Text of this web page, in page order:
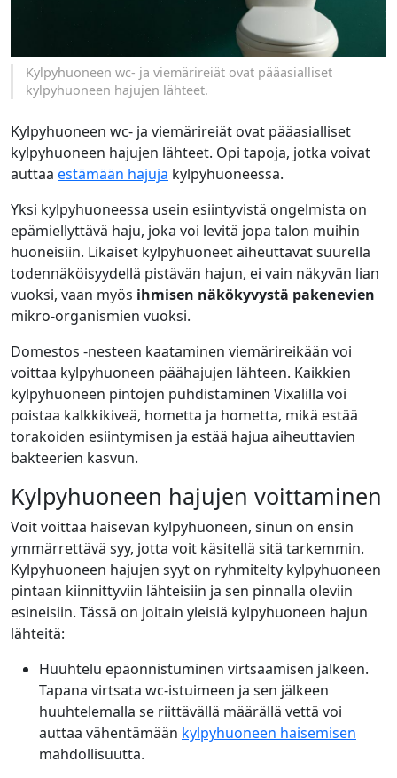
Kylpyhuoneen wc- ja viemärireiät ovat pääasialliset
kylpyhuoneen hajujen lähteet.
Kylpyhuoneen wc- ja viemärireiät ovat pääasialliset
kylpyhuoneen hajujen lähteet. Opi tapoja, jotka voivat
auttaa estämään hajuja kylpyhuoneessa.
Yksi kylpyhuoneessa usein esiintyvistä ongelmista on
epämiellyttävä haju, joka voi levitä jopa talon muihin
huoneisiin. Likaiset kylpyhuoneet aiheuttavat suurella
todennäköisyydellä pistävän hajun, ei vain näkyvän lian
vuoksi, vaan myös ihmisen näkökyvystä pakenevien
mikro-organismien vuoksi.
Domestos -nesteen kaataminen viemärireikään voi
voittaa kylpyhuoneen päähajujen lähteen. Kaikkien
kylpyhuoneen pintojen puhdistaminen Vixalilla voi
poistaa kalkkikiveä, hometta ja hometta, mikä estää
torakoiden esiintymisen ja estää hajua aiheuttavien
bakteerien kasvun.
Kylpyhuoneen hajujen voittaminen
Voit voittaa haisevan kylpyhuoneen, sinun on ensin
ymmärrettävä syy, jotta voit käsitellä sitä tarkemmin.
Kylpyhuoneen hajujen syyt on ryhmitelty kylpyhuoneen
pintaan kiinnittyviin lähteisiin ja sen pinnalla oleviin
esineisiin. Tässä on joitain yleisiä kylpyhuoneen hajun
lähteitä:
Huuhtelu epäonnistuminen virtsaamisen jälkeen.
Tapana virtsata wc-istuimeen ja sen jälkeen
huuhtelemalla se riittävällä määrällä vettä voi
auttaa vähentämään kylpyhuoneen haisemisen
mahdollisuutta.